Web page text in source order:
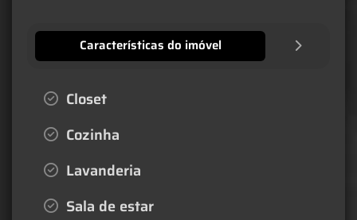
Características do imóvel
Closet
Cozinha
Lavanderia
Sala de estar